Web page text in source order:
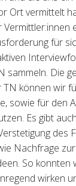
Ort vermittelt
Vermittler:innen
für
sammeln. Die
TN können wir
sowie für den
Es gibt
des
Nachfrage
So konnten
wirken